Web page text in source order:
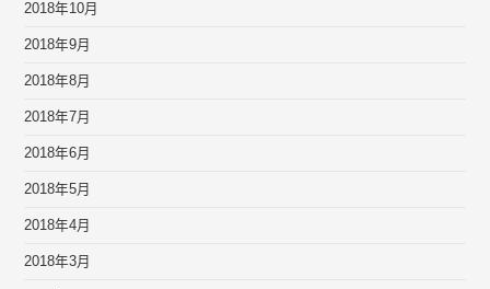
2018年10月
2018年9月
2018年8月
2018年7月
2018年6月
2018年5月
2018年4月
2018年3月